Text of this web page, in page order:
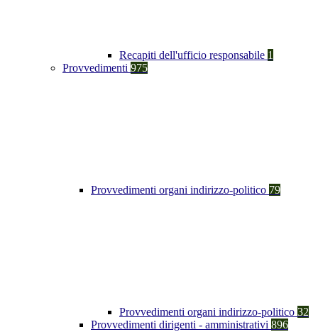
Recapiti dell'ufficio responsabile 1
Provvedimenti 975
Provvedimenti organi indirizzo-politico 79
Provvedimenti organi indirizzo-politico 32
Provvedimenti dirigenti - amministrativi 896